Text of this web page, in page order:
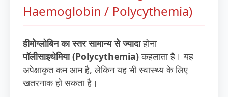
Haemoglobin / Polycythemia)
हीमोग्लोबिन का स्तर सामान्य से ज्यादाहोना
पॉलीसाइथेमिया (Polycythemia)कहलाता है। यह
अपेक्षाकृत कम आम है, लेकिन यह भी स्वास्थ्य के लिए
खतरनाक हो सकता है।